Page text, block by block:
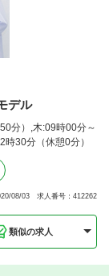
デル
分）,木:09時00分～
30分（休憩0分）
08/03 求人番号：412262
類似の求人